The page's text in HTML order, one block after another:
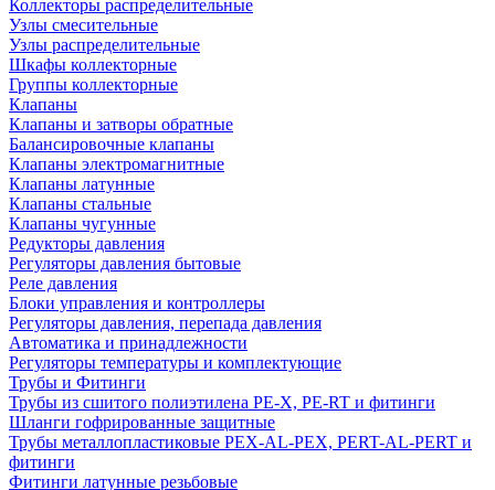
Коллекторы распределительные
Узлы смесительные
Узлы распределительные
Шкафы коллекторные
Группы коллекторные
Клапаны
Клапаны и затворы обратные
Балансировочные клапаны
Клапаны электромагнитные
Клапаны латунные
Клапаны стальные
Клапаны чугунные
Редукторы давления
Регуляторы давления бытовые
Реле давления
Блоки управления и контроллеры
Регуляторы давления, перепада давления
Автоматика и принадлежности
Регуляторы температуры и комплектующие
Трубы и Фитинги
Трубы из сшитого полиэтилена PE-X, PE-RT и фитинги
Шланги гофрированные защитные
Трубы металлопластиковые PEX-AL-PEX, PERT-AL-PERT и
фитинги
Фитинги латунные резьбовые